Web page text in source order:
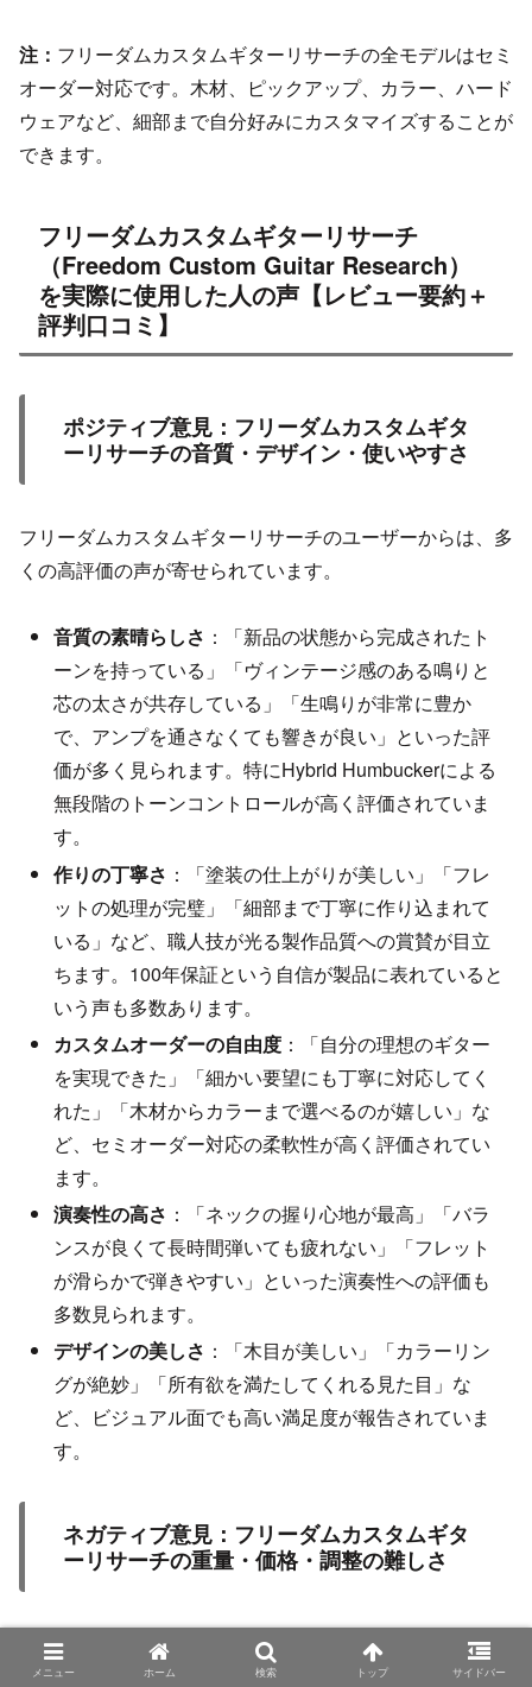
注： フリーダムカスタムギターリサーチの全モデルはセミ
オーダー対応です。木材、ピックアップ、カラー、ハード
ウェアなど、細部まで自分好みにカスタマイズすることが
できます。
フリーダムカスタムギターリサーチ
（Freedom Custom Guitar Research）
を実際に使用した人の声【レビュー要約＋
評判口コミ】
ポジティブ意見：フリーダムカスタムギタ
ーリサーチの音質・デザイン・使いやすさ
フリーダムカスタムギターリサーチのユーザーからは、多
くの高評価の声が寄せられています。
音質の素晴らしさ ：「新品の状態から完成されたト
ーンを持っている」「ヴィンテージ感のある鳴りと
芯の太さが共存している」「生鳴りが非常に豊か
で、アンプを通さなくても響きが良い」といった評
価が多く見られます。特にHybrid Humbuckerによる
無段階のトーンコントロールが高く評価されていま
す。
作りの丁寧さ ：「塗装の仕上がりが美しい」「フレ
ットの処理が完璧」「細部まで丁寧に作り込まれて
いる」など、職人技が光る製作品質への賞賛が目立
ちます。100年保証という自信が製品に表れていると
いう声も多数あります。
カスタムオーダーの自由度 ：「自分の理想のギター
を実現できた」「細かい要望にも丁寧に対応してく
れた」「木材からカラーまで選べるのが嬉しい」な
ど、セミオーダー対応の柔軟性が高く評価されてい
ます。
演奏性の高さ ：「ネックの握り心地が最高」「バラ
ンスが良くて長時間弾いても疲れない」「フレット
が滑らかで弾きやすい」といった演奏性への評価も
多数見られます。
デザインの美しさ ：「木目が美しい」「カラーリン
グが絶妙」「所有欲を満たしてくれる見た目」な
ど、ビジュアル面でも高い満足度が報告されていま
す。
ネガティブ意見：フリーダムカスタムギタ
ーリサーチの重量・価格・調整の難しさ
一方で、いくつかの課題を指摘する声もあります。
メニュー ホーム 検索 トップ サイドバー